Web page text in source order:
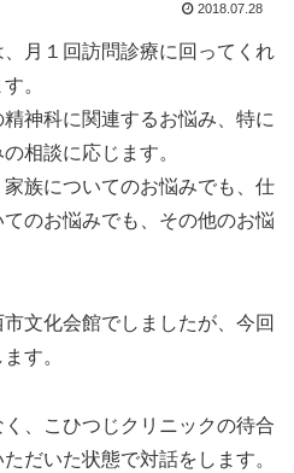
2018.07.28
月１回訪問診療に回ってくれ
。
神科に関連するお悩み、特に
相談に応じます。
族についてのお悩みでも、仕
のお悩みでも、その他のお悩
文化会館でしましたが、今回
す。
、こひつじクリニックの待合
だいた状態で対話をします。